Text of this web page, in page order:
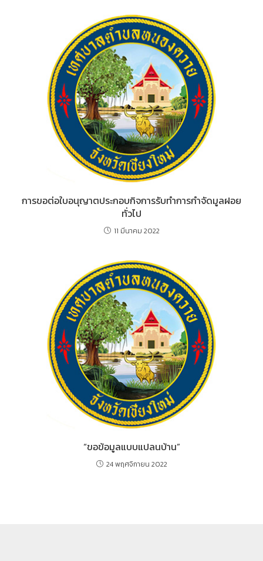
การขอต่อใบอนุญาตประกอบกิจการรับทำการกำจัดมูลฝอย
ทั่วไป
11 มีนาคม 2022
“ขอข้อมูลแบบแปลนบ้าน”
24 พฤศจิกายน 2022